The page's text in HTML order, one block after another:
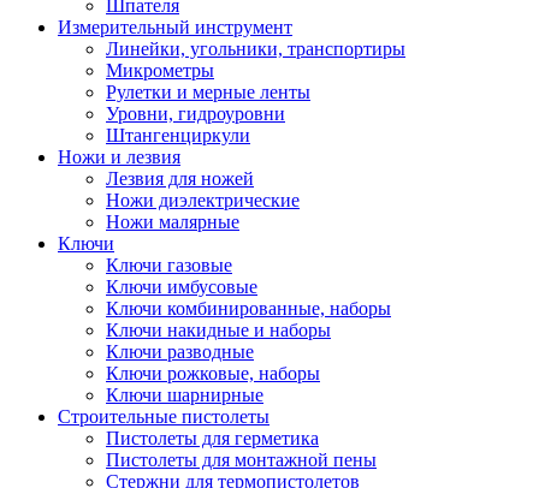
Шпателя
Измерительный инструмент
Линейки, угольники, транспортиры
Микрометры
Рулетки и мерные ленты
Уровни, гидроуровни
Штангенциркули
Ножи и лезвия
Лезвия для ножей
Ножи диэлектрические
Ножи малярные
Ключи
Ключи газовые
Ключи имбусовые
Ключи комбинированные, наборы
Ключи накидные и наборы
Ключи разводные
Ключи рожковые, наборы
Ключи шарнирные
Строительные пистолеты
Пистолеты для герметика
Пистолеты для монтажной пены
Стержни для термопистолетов